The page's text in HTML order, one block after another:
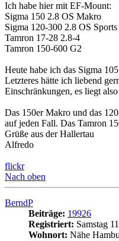
Ich habe hier mit EF-Mount:
Sigma 150 2.8 OS Makro
Sigma 120-300 2.8 OS Sports
Tamron 17-28 2.8-4
Tamron 150-600 G2
Heute habe ich das Sigma
Letzteres hätte ich liebend
Einschränkungen, es liegt
Das 150er Makro und das
auf jeden Fall. Das Tamron
Grüße aus der Hallertau
Alfredo
flickr
Nach oben
BerndP
Beiträge: 19926
Registriert: Samstag
Wohnort: Nähe